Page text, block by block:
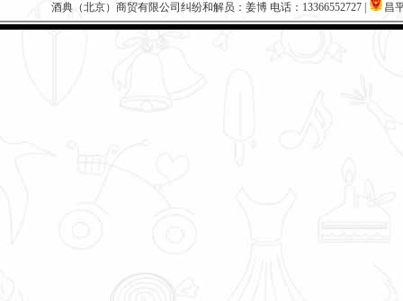
酒典（北京）商贸有限公司纠纷和解员：姜博 电话：13366552727 | 昌